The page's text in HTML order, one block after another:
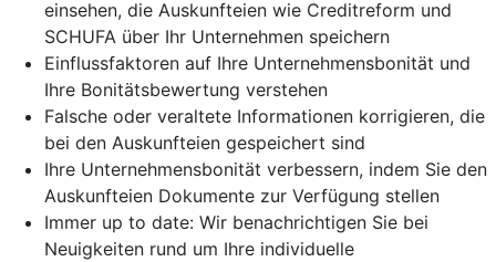
einsehen, die Auskunfteien wie Creditreform und
SCHUFA über Ihr Unternehmen speichern
Einflussfaktoren auf Ihre Unternehmensbonität und
Ihre Bonitätsbewertung verstehen
Falsche oder veraltete Informationen korrigieren, die
bei den Auskunfteien gespeichert sind
Ihre Unternehmensbonität verbessern, indem Sie den
Auskunfteien Dokumente zur Verfügung stellen
Immer up to date: Wir benachrichtigen Sie bei
Neuigkeiten rund um Ihre individuelle